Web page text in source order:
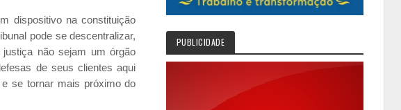
dispositivo na constituição
pode se descentralizar,
não sejam um órgão
de seus clientes aqui
se tornar mais próximo do
PUBLICIDADE